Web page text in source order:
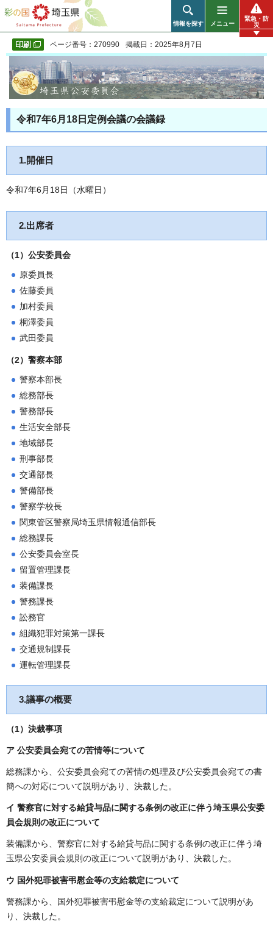
彩の国 埼玉県
情報を探す メニュー
緊急・防
災
ページ番号：270990 掲載日：2025年8月7日
令和7年6月18日定例会議の会議録
1.開催日
令和7年6月18日（水曜日）
2.出席者
（1）公安委員会
原委員長
佐藤委員
加村委員
桐澤委員
武田委員
（2）警察本部
警察本部長
総務部長
警務部長
生活安全部長
地域部長
刑事部長
交通部長
警備部長
警察学校長
関東管区警察局埼玉県情報通信部長
総務課長
公安委員会室長
留置管理課長
装備課長
警務課長
訟務官
組織犯罪対策第一課長
交通規制課長
運転管理課長
3.議事の概要
（1） 決裁事項
ア 公安委員会宛ての苦情等について
総務課から、公安委員会宛ての苦情の処理及び公安委員会宛ての書
簡への対応について説明があり、決裁した。
イ 警察官に対する給貸与品に関する条例の改正に伴う埼玉県公安委
員会規則の改正について
装備課から、警察官に対する給貸与品に関する条例の改正に伴う埼
玉県公安委員会規則の改正について説明があり、決裁した。
ウ 国外犯罪被害弔慰金等の支給裁定について
警務課から、国外犯罪被害弔慰金等の支給裁定について説明があ
り、決裁した。